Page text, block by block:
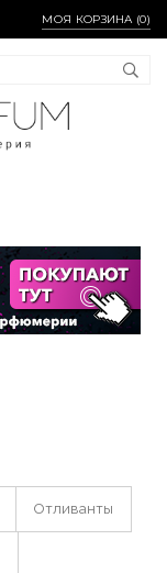
МОЯ КОРЗИНА (0)
Отливанты